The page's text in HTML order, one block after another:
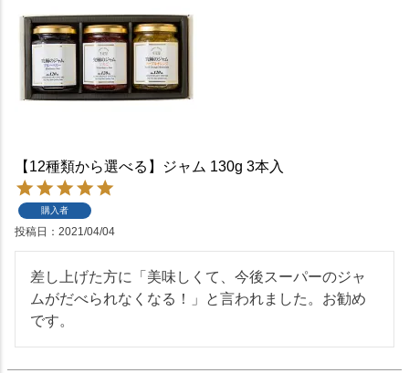
【12種類から選べる】ジャム 130g 3本入
購入者
投稿日 2021/04/04
差し上げた方に「美味しくて、今後スーパーのジャ
ムがだべられなくなる！」と言われました。お勧め
です。